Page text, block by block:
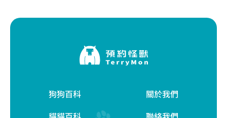
狗狗百科
關於我們